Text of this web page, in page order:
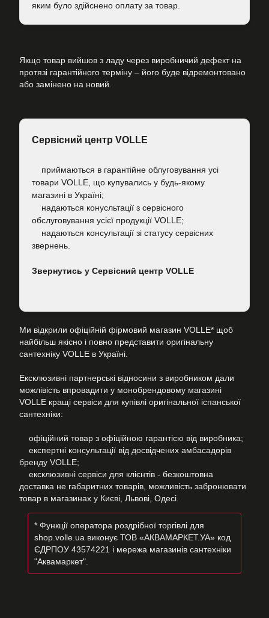
яким було здійснено оплату за товар.
Якщо товар вийшов з ладу через виробничий дефект на
протязі гарантійного терміну – його буде відремонтовано
або замінено на новий.
Сервісний центр VOLLE
приймаються в гарантійне облуговування усі
товари VOLLE, що купувались у будь-якому
магазині в Україні;
надаються конусльтації з сервісного
обслуговування усієї продукції VOLLE;
надаються консультації зі статусу сервісних
звернень.
Звернутись у Сервісний центр VOLLE
Ми відкрили офіційній фірмовий магазин VOLLE* щоб
найбільш якісно і повно представити оригінальну
сантехніку VOLLE в Україні.
Ексклюзивні партнерські відносини з виробником дали
можлівість впровадити у монобрендовому магазині
VOLLE кращі сервіси для купівлі оригінальної іспанської
сантехніки:
офіційний товар з офіційною гарантією від виробника;
експертні консультації від досвідчених амбасадорів
бренду VOLLE;
ексклюзивні сервіси для клієнтів - безкоштовна
доставка не габаритних товарів, можливість забронювати
товар в магазинах у Києві, Львові, Одесі.
* Функції оператора роздрібної торгівлі для
shop.volle.ua виконує ТОВ «АКВАМАРКЕТ.УА» код
ЄДРПОУ 43574221 і мережа магазинів сантехніки
"Аквамаркет".